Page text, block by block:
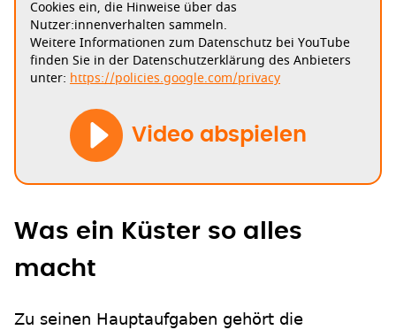
Cookies ein, die Hinweise über das
Nutzer:innenverhalten sammeln.
Weitere Informationen zum Datenschutz bei YouTube
finden Sie in der Datenschutzerklärung des Anbieters
unter: https://policies.google.com/privacy
Video abspielen
Was ein Küster so alles
macht
Zu seinen Hauptaufgaben gehört die